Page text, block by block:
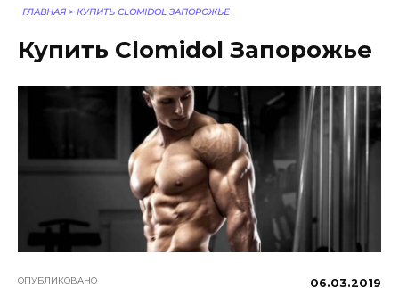
ГЛАВНАЯ > КУПИТЬ CLOMIDOL ЗАПОРОЖЬЕ
Купить Clomidol Запорожье
ОПУБЛИКОВАНО 06.03.2019